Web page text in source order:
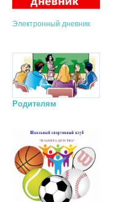
Электронный дневник
Родителям